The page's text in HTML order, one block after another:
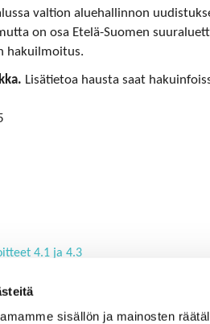
sisällön ja mainosten
valtion aluehallinnon
on osa Etelä-Suomen
hakuilmoitus.
Lisätietoa hausta saat
4.1 ja 4.3